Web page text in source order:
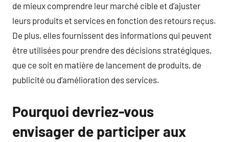
de mieux comprendre leur marché cible et d’ajuster
leurs produits et services en fonction des retours reçus.
De plus, elles fournissent des informations qui peuvent
être utilisées pour prendre des décisions stratégiques,
que ce soit en matière de lancement de produits, de
publicité ou d’amélioration des services.
Pourquoi devriez-vous
envisager de participer aux